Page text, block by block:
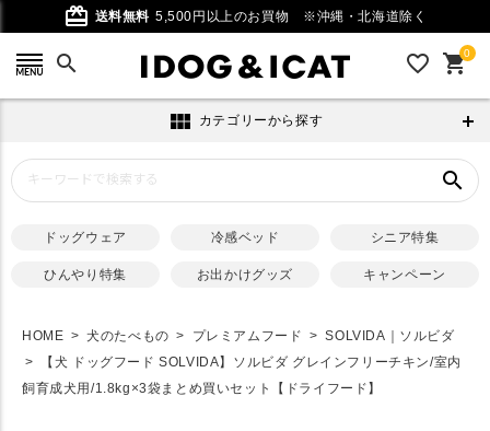
card_giftcard 送料無料 5,500円以上のお買物 ※沖縄・北海道除く
search favorite_outline 0
shopping_cart
view_module カテゴリーから探す
search
ドッグウェア 冷感ベッド シニア特集
ひんやり特集 お出かけグッズ キャンペーン
HOME 犬のたべもの プレミアムフード
SOLVIDA｜ソルビダ
【犬 ドッグフード SOLVIDA】ソルビダ グレインフリーチキン/室内
飼育成犬用/1.8kg×3袋まとめ買いセット【ドライフード】